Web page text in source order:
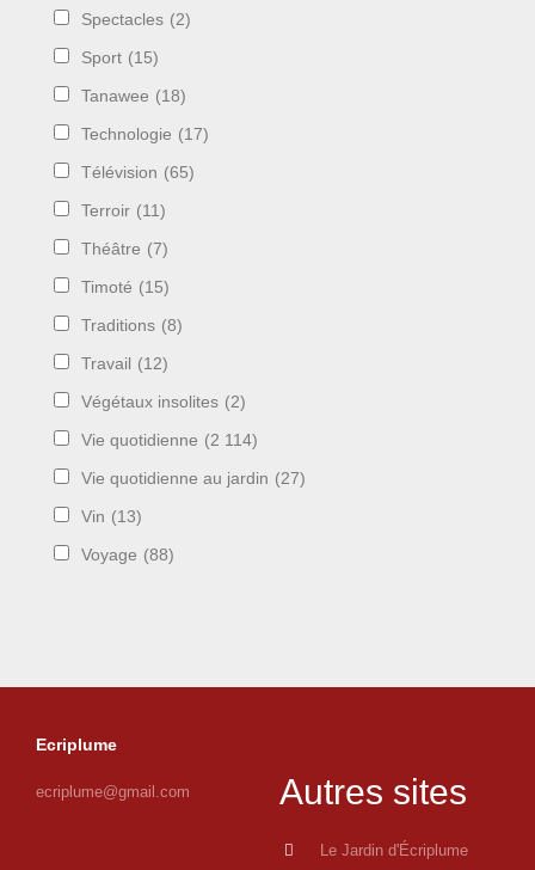
Spectacles (2)
Sport (15)
Tanawee (18)
Technologie (17)
Télévision (65)
Terroir (11)
Théâtre (7)
Timoté (15)
Traditions (8)
Travail (12)
Végétaux insolites (2)
Vie quotidienne (2 114)
Vie quotidienne au jardin (27)
Vin (13)
Voyage (88)
Ecriplume
ecriplume@gmail.com Autres sites
Le Jardin d'Écriplume